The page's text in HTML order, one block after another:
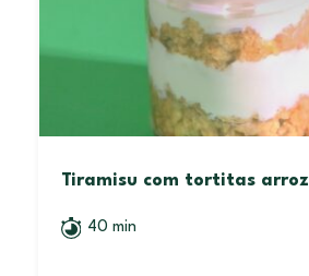
Tiramisu com tortitas arroz
40 min